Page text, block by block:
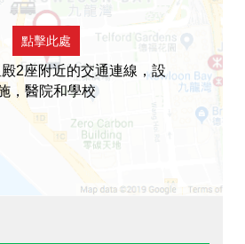
點擊此處
殿2座附近的交通連線，設
，醫院和學校